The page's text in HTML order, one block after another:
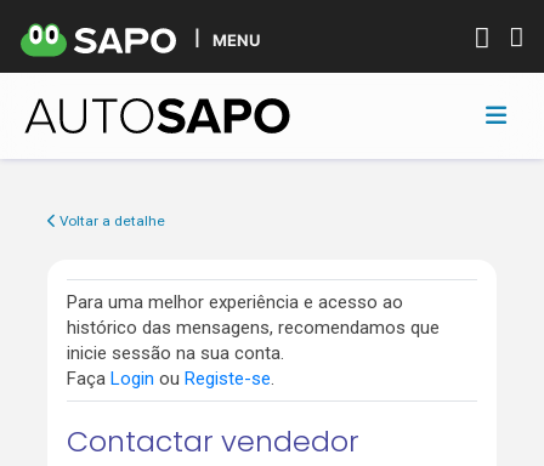
MENU
Voltar a detalhe
Para uma melhor experiência e acesso ao
histórico das mensagens, recomendamos que
inicie sessão na sua conta.
Faça Login ou Registe-se.
Contactar vendedor